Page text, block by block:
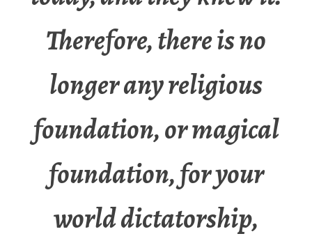
Therefore, there is no
longer any religious
foundation, or magical
foundation, for your
world dictatorship,